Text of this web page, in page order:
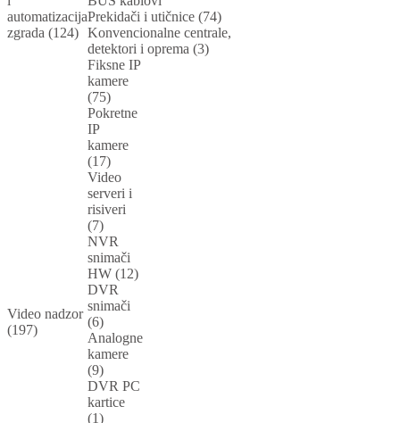
automatizacija
zgrada (124)
Prekidači i utičnice (74)
Konvencionalne centrale,
detektori i oprema (3)
Video nadzor
(197)
Fiksne IP
kamere
(75)
Pokretne
IP
kamere
(17)
Video
serveri i
risiveri
(7)
NVR
snimači
HW (12)
DVR
snimači
(6)
Analogne
kamere
(9)
DVR PC
kartice
(1)